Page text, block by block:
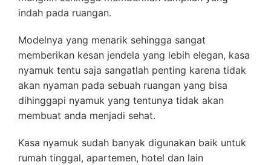
indah pada ruangan.
Modelnya yang menarik sehingga sangat
memberikan kesan jendela yang lebih elegan, kasa
nyamuk tentu saja sangatlah penting karena tidak
akan nyaman pada sebuah ruangan yang bisa
dihinggapi nyamuk yang tentunya tidak akan
membuat anda menjadi sehat.
Kasa nyamuk sudah banyak digunakan baik untuk
rumah tinggal, apartemen, hotel dan lain